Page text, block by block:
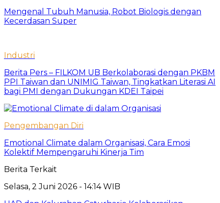
Mengenal Tubuh Manusia, Robot Biologis dengan
Kecerdasan Super
Industri
Berita Pers – FILKOM UB Berkolaborasi dengan PKBM
PPI Taiwan dan UNIMIG Taiwan, Tingkatkan Literasi AI
bagi PMI dengan Dukungan KDEI Taipei
Pengembangan Diri
Emotional Climate dalam Organisasi, Cara Emosi
Kolektif Mempengaruhi Kinerja Tim
Berita Terkait
Selasa, 2 Juni 2026 - 14:14 WIB